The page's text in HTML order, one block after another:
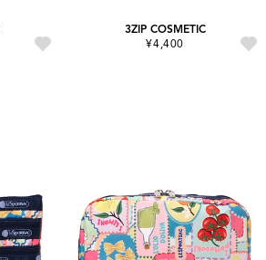
3ZIP COSMETIC
¥4,400